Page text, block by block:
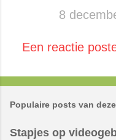
8
Een reactie
Populaire posts van
Stapjes op